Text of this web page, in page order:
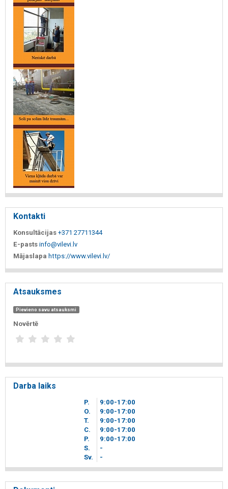
Kontakti
Konsultācijas +371 27711344
E-pasts info@vilevi.lv
Mājaslapa https://www.vilevi.lv/
Atsauksmes
Pievieno savu atsauksmi
Novērtē
Darba laiks
P. 9 00-17 00
O.
9 00-17 00
T.
9 00-17 00
C.
9 00-17 00
P.
9 00-17 00
S.
-
Sv.
-